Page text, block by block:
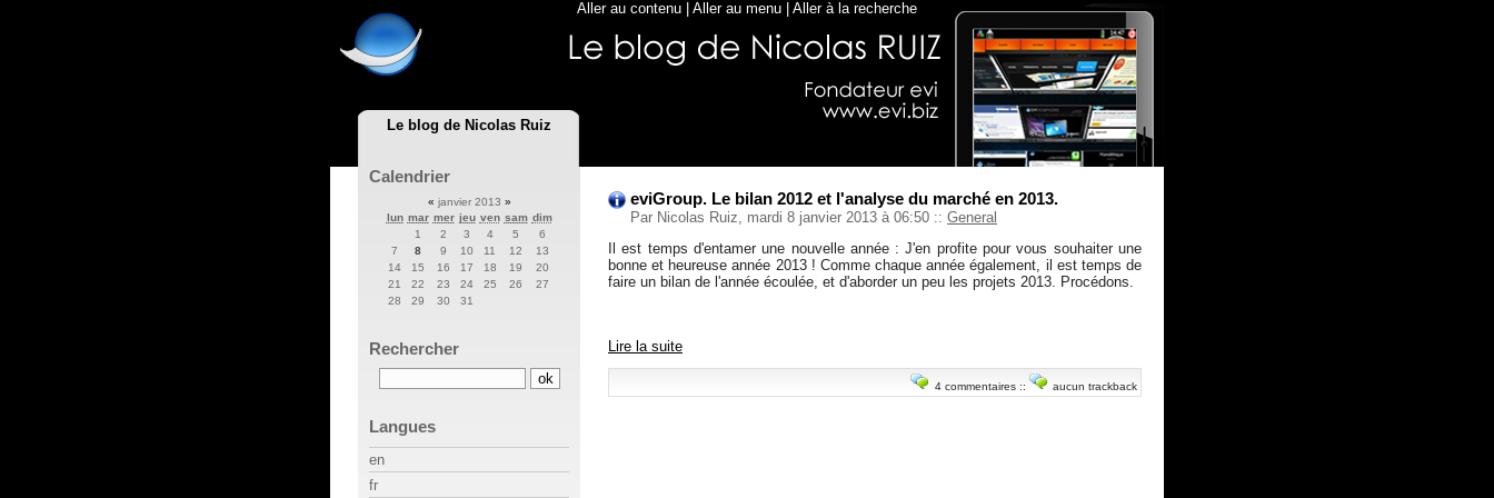
Le blog de Nicolas Ruiz
Aller au contenu Aller au menu Aller à la recherche
eviGroup. Le bilan 2012 et l'analyse du marché en 2013.
Par Nicolas Ruiz, mardi 8 janvier 2013 à 06:50 :: General
Il est temps d'entamer une nouvelle année : J'en profite pour vous souhaiter une
bonne et heureuse année 2013 ! Comme chaque année également, il est temps de
faire un bilan de l'année écoulée, et d'aborder un peu les projets 2013. Procédons.
Lire la suite
4 commentaires :: aucun trackback
Calendrier
« janvier 2013 »
lun mar mer jeu ven sam dim
1
2 3 4 5
6
7
8 9 10 11 12
13
14
15 16 17 18 19
20
21
22 23 24 25 26
27
28
29 30 31
Rechercher
Langues
en
fr